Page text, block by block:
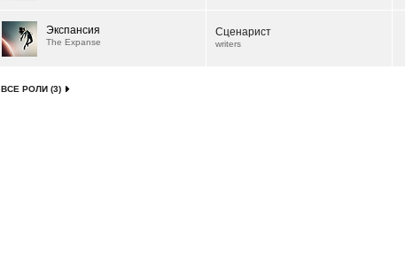
Экспансия
The Expanse
Сценарист
writers
ВСЕ РОЛИ (3)